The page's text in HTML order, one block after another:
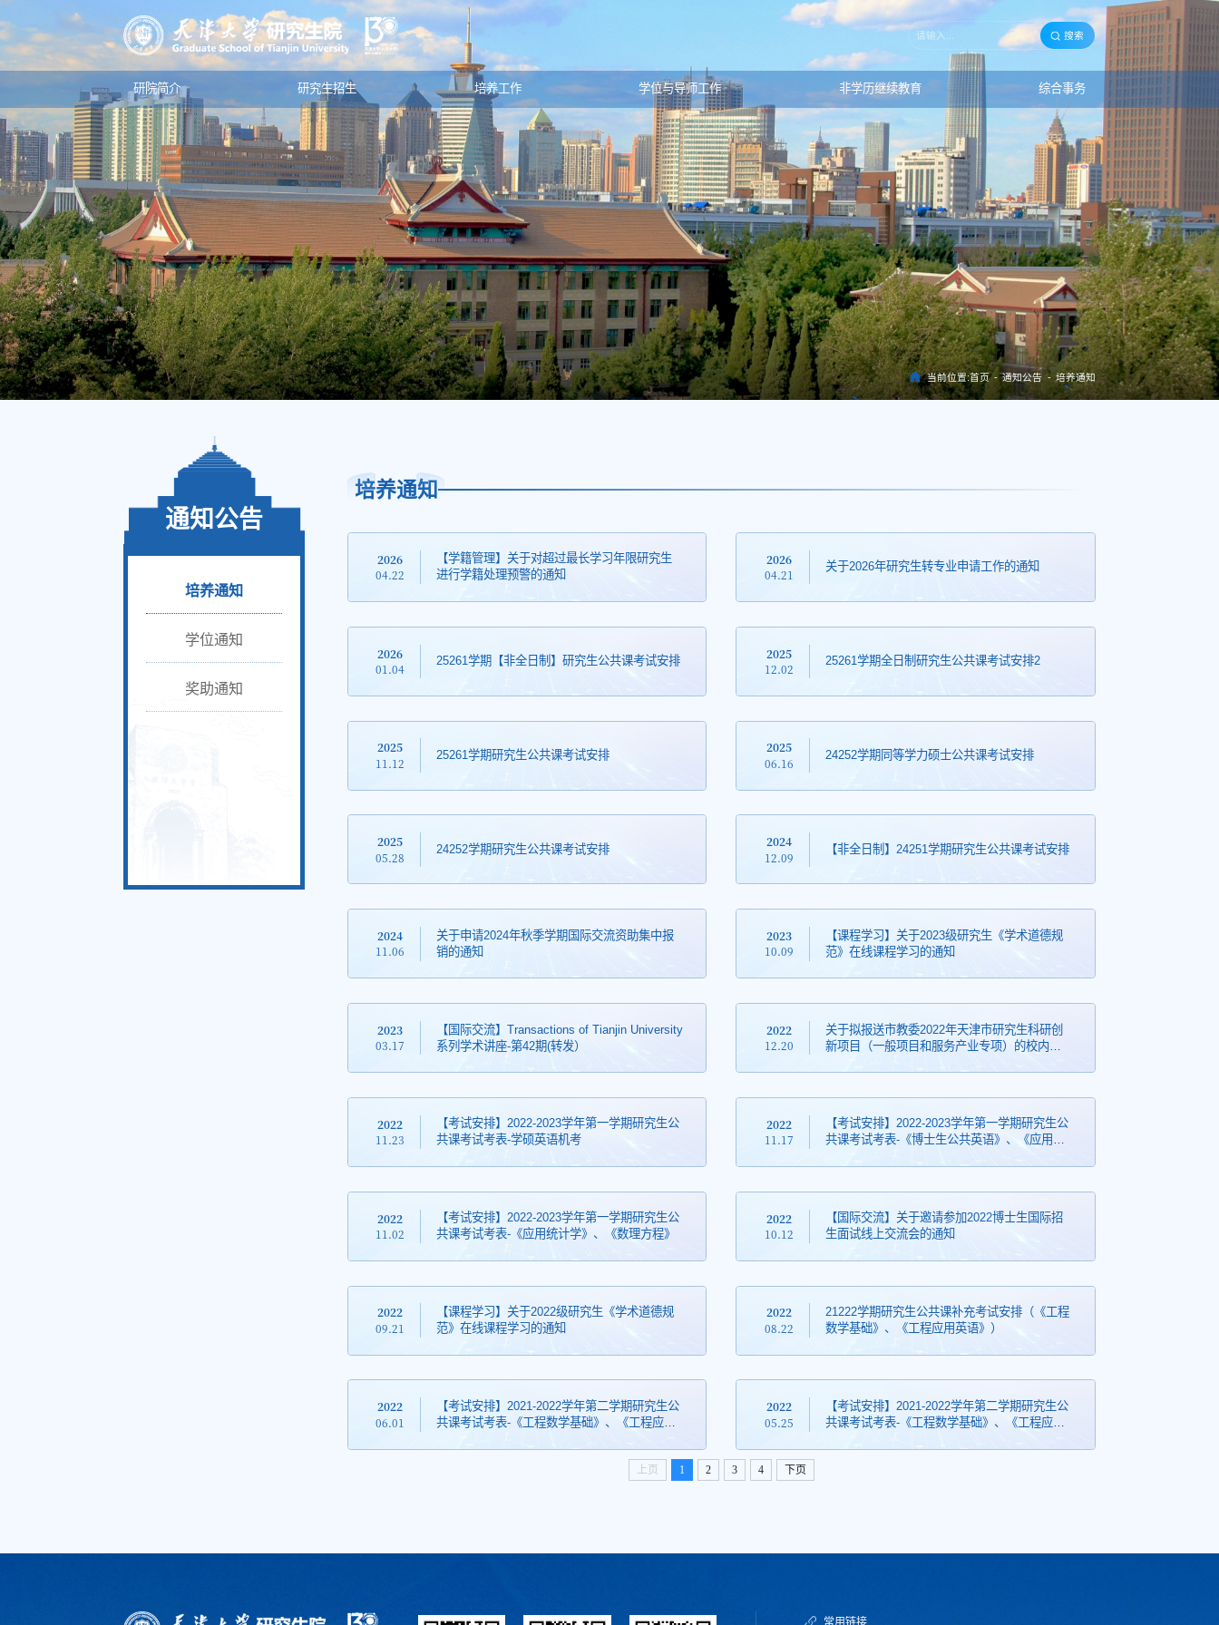
搜索
研院简介 研究生招生 培养工作 学位与导师工作 非学历继续教育 综合事务
当前位置:首页 - 通知公告 - 培养通知
通知公告
培养通知
学位通知
奖助通知
培养通知
2026
04.22
【学籍管理】关于对超过最长学习年限研究生
进行学籍处理预警的通知
2026
04.21
关于2026年研究生转专业申请工作的通知
2026
01.04
25261学期【非全日制】研究生公共课考试安排
2025
12.02
25261学期全日制研究生公共课考试安排2
2025
11.12
25261学期研究生公共课考试安排
2025
06.16
24252学期同等学力硕士公共课考试安排
2025
05.28
24252学期研究生公共课考试安排
2024
12.09
【非全日制】24251学期研究生公共课考试安排
2024
11.06
关于申请2024年秋季学期国际交流资助集中报
销的通知
2023
10.09
【课程学习】关于2023级研究生《学术道德规
范》在线课程学习的通知
2023
03.17
【国际交流】Transactions of Tianjin University
系列学术讲座-第42期(转发）
2022
12.20
关于拟报送市教委2022年天津市研究生科研创
新项目（一般项目和服务产业专项）的校内公
2022
11.23
【考试安排】2022-2023学年第一学期研究生公
共课考试考表-学硕英语机考
2022
11.17
【考试安排】2022-2023学年第一学期研究生公
共课考试考表-《博士生公共英语》、《应用泛
2022
11.02
【考试安排】2022-2023学年第一学期研究生公
共课考试考表-《应用统计学》、《数理方程》
2022
10.12
【国际交流】关于邀请参加2022博士生国际招
生面试线上交流会的通知
2022
09.21
【课程学习】关于2022级研究生《学术道德规
范》在线课程学习的通知
2022
08.22
21222学期研究生公共课补充考试安排（《工程
数学基础》、《工程应用英语》）
2022
06.01
【考试安排】2021-2022学年第二学期研究生公
共课考试考表-《工程数学基础》、《工程应用
2022
05.25
【考试安排】2021-2022学年第二学期研究生公
共课考试考表-《工程数学基础》、《工程应用
上页 1 2 3 4 下页
常用链接